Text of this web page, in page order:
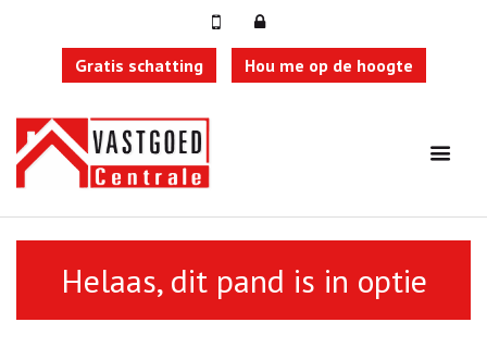
Gratis schatting Hou me op de hoogte
Helaas, dit pand is in optie